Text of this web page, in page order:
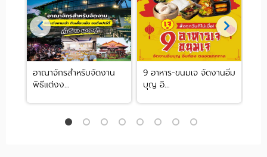
อาณาจักรสำหรับจัดงาน
พิธีแต่งง...
9 อาหาร-ขนมเจ จัดงานอิ่ม
บุญ อิ...